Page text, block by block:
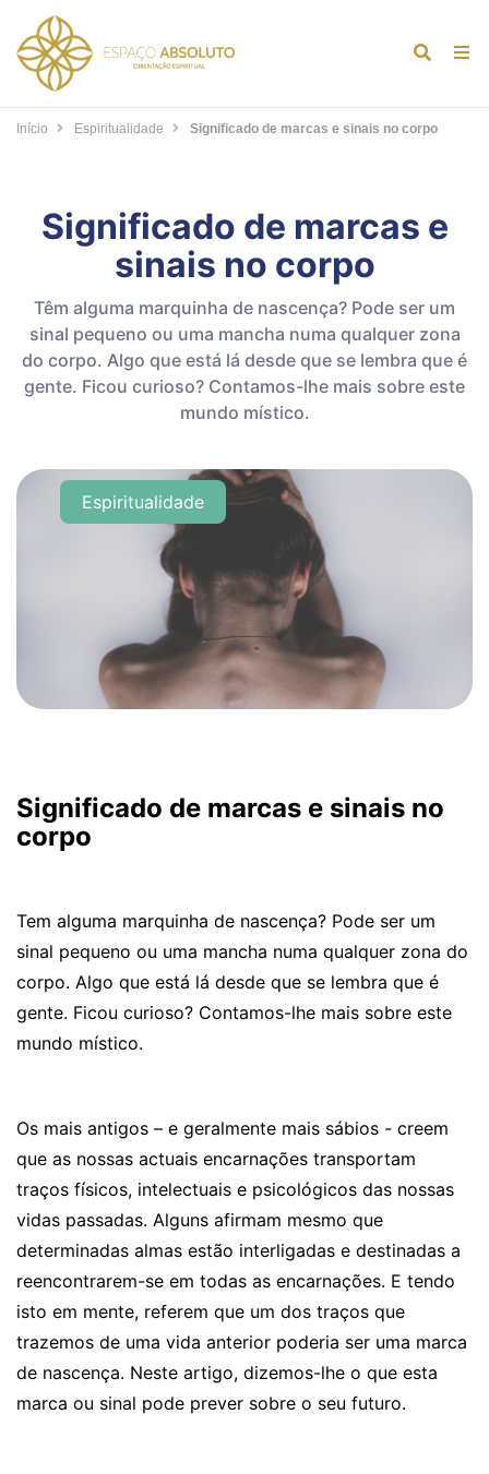
de
Início Espiritualidade Significado de marcas e sinais no corpo
Significado de marcas e
sinais no corpo
Têm alguma marquinha de nascença? Pode ser um
sinal pequeno ou uma mancha numa qualquer zona
do corpo. Algo que está lá desde que se lembra que é
gente. Ficou curioso? Contamos-lhe mais sobre este
mundo místico.
Espiritualidade
Significado de marcas e sinais no
corpo
Tem alguma marquinha de nascença? Pode ser um
sinal pequeno ou uma mancha numa qualquer zona do
corpo. Algo que está lá desde que se lembra que é
gente. Ficou curioso? Contamos-lhe mais sobre este
mundo místico.
Os mais antigos – e geralmente mais sábios - creem
que as nossas actuais encarnações transportam
traços físicos, intelectuais e psicológicos das nossas
vidas passadas. Alguns afirmam mesmo que
determinadas almas estão interligadas e destinadas a
reencontrarem-se em todas as encarnações. E tendo
isto em mente, referem que um dos traços que
trazemos de uma vida anterior poderia ser uma marca
de nascença. Neste artigo, dizemos-lhe o que esta
marca ou sinal pode prever sobre o seu futuro.